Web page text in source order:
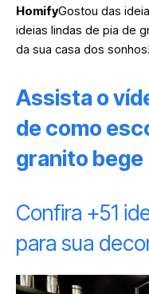
HomifyGostou das
ideias lindas de pia de
da sua casa dos sonhos!
Assista o
de como
granito bege
Confira +51
para sua